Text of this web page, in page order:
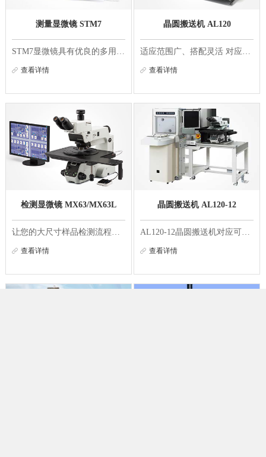
测量显微镜 STM7
查看详情
晶圆搬送机 AL120
查看详情
检测显微镜 MX63/MX63L
查看详情
晶圆搬送机 AL120-12
查看详情